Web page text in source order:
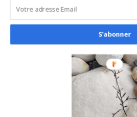
Ces bleus que je voulais alors cacher.
S'abonner